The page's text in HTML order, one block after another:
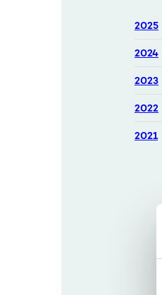
2025
2024
2023
2022
2021